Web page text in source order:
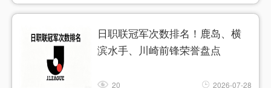
日职联冠军次数排名！鹿岛、横
滨水手、川崎前锋荣誉盘点
20 2026-07-28